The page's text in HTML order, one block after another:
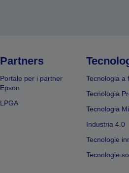
Partners
Portale per i partner
Epson
LPGA
Tecnologia a
Tecnologia
Tecnologia
Industria 4.0
Tecnologie
Tecnologie